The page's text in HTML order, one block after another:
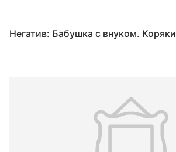
Негатив: Бабушка с внуком. Коряки